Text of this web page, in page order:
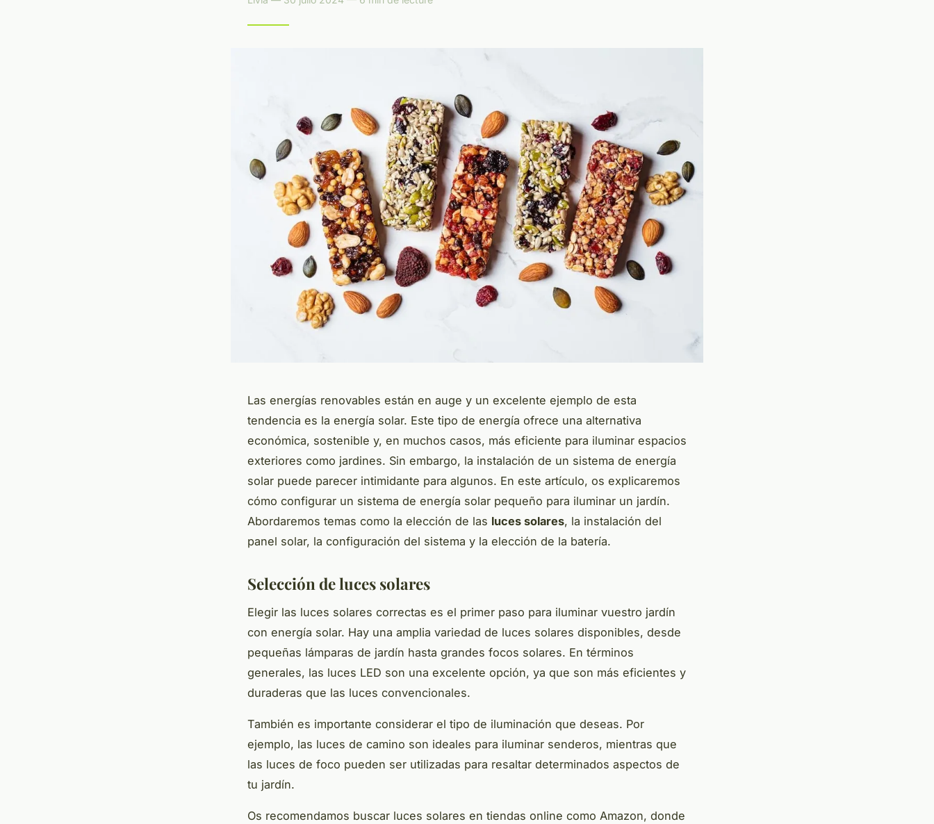
Las energías renovables están en auge y un excelente ejemplo de esta
tendencia es la energía solar. Este tipo de energía ofrece una alternativa
económica, sostenible y, en muchos casos, más eficiente para iluminar espacios
exteriores como jardines. Sin embargo, la instalación de un sistema de energía
solar puede parecer intimidante para algunos. En este artículo, os explicaremos
cómo configurar un sistema de energía solar pequeño para iluminar un jardín.
Abordaremos temas como la elección de las luces solares, la instalación del
panel solar, la configuración del sistema y la elección de la batería.
Selección de luces solares
Elegir las luces solares correctas es el primer paso para iluminar vuestro jardín
con energía solar. Hay una amplia variedad de luces solares disponibles, desde
pequeñas lámparas de jardín hasta grandes focos solares. En términos
generales, las luces LED son una excelente opción, ya que son más eficientes y
duraderas que las luces convencionales.
También es importante considerar el tipo de iluminación que deseas. Por
ejemplo, las luces de camino son ideales para iluminar senderos, mientras que
las luces de foco pueden ser utilizadas para resaltar determinados aspectos de
tu jardín.
Os recomendamos buscar luces solares en tiendas online como Amazon, donde